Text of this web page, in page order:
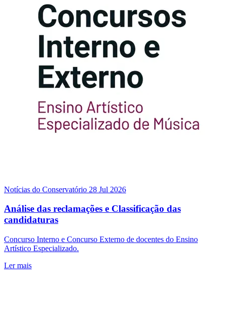
Notícias do Conservatório 28 Jul 2026
Análise das reclamações e Classificação das
candidaturas
Concurso Interno e Concurso Externo de docentes do Ensino
Artístico Especializado.
Ler mais